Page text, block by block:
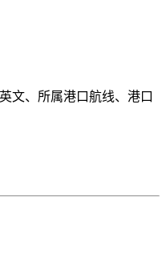
文、所属港口航线、港口